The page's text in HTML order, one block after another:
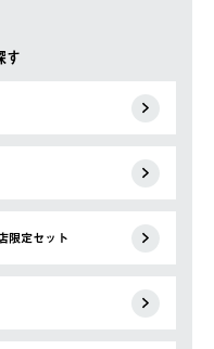
す
限定セット